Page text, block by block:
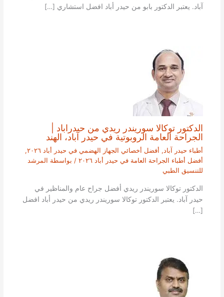
آباد. يعتبر الدكتور بابو من حيدر أباد افضل استشاري […]
الدكتور توكالا سوريندر ريدي من حيدراباد |
الجراحة العامة الروبوتية في حيدر آباد، الهند
أطباء حيدر آباد, أفضل أخصائي الجهاز الهضمي في حيدر أباد ٢٠٢٦
,
أفضل أطباء الجراحة العامة في حيدر أباد ٢٠٢٦
/ بواسطة المرشد
للتنسيق الطبي
الدكتور توكالا سوريندر ريدي أفضل جراح عام والمناظير في
حيدر آباد. يعتبر الدكتور توكالا سوريندر ريدي من حيدر أباد افضل
[…]